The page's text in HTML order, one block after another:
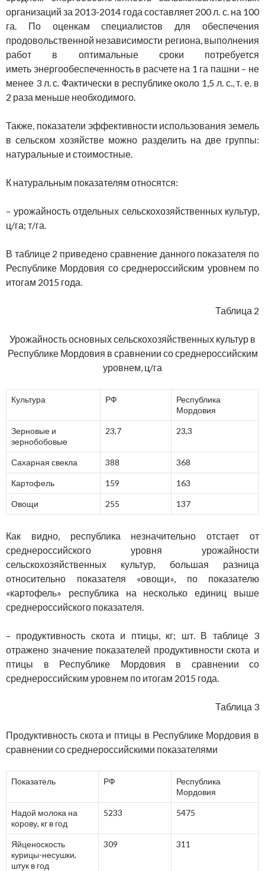
организаций за 2013-2014 года составляет 200 л. с. на 100
га. По оценкам специалистов для обеспечения
продовольственной независимости региона, выполнения
работ в оптимальные сроки потребуется
иметь энергообеспеченность в расчете на 1 га пашни – не
менее 3 л. с. Фактически в республике около 1,5 л. с., т. е. в
2 раза меньше необходимого.
Также, показатели эффективности использования земель
в сельском хозяйстве можно разделить на две группы:
натуральные и стоимостные.
К натуральным показателям относятся:
– урожайность отдельных сельскохозяйственных культур,
ц/га; т/га.
В таблице 2 приведено сравнение данного показателя по
Республике Мордовия со среднероссийским уровнем по
итогам 2015 года.
Таблица 2
Урожайность основных сельскохозяйственных культур в
Республике Мордовия в сравнении со среднероссийским
уровнем, ц/га
Культура РФ
Республика
Мордовия
Зерновые и
зернобобовые
23,7 23,3
Сахарная свекла 388 368
Картофель 159 163
Овощи 255 137
Как видно, республика незначительно отстает от
среднероссийского уровня урожайности
сельскохозяйственных культур, большая разница
относительно показателя «овощи», по показателю
«картофель» республика на несколько единиц выше
среднероссийского показателя.
– продуктивность скота и птицы, кг; шт. В таблице 3
отражено значение показателей продуктивности скота и
птицы в Республике Мордовия в сравнении со
среднероссийским уровнем по итогам 2015 года.
Таблица 3
Продуктивность скота и птицы в Республике Мордовия в
сравнении со среднероссийскими показателями
Показатель РФ
Республика
Мордовия
Надой молока на
корову, кг в год
5233 5475
Яйценоскость
курицы-несушки,
штук в год
309 311